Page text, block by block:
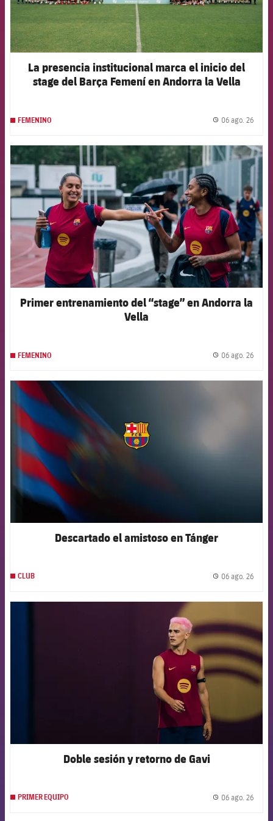
La presencia institucional marca el inicio del
stage del Barça Femení en Andorra la Vella
FEMENINO 06 ago. 26
FCB Barcelona badge
Primer entrenamiento del “stage” en Andorra la
Vella
FEMENINO 06 ago. 26
Descartado el amistoso en Tánger
CLUB 06 ago. 26
FCB Barcelona badge
Doble sesión y retorno de Gavi
PRIMER EQUIPO 06 ago. 26